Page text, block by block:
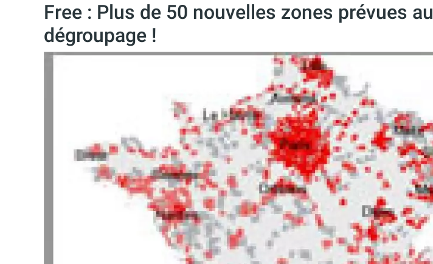
Free : Plus de 50 nouvelles zones prévues au
dégroupage !